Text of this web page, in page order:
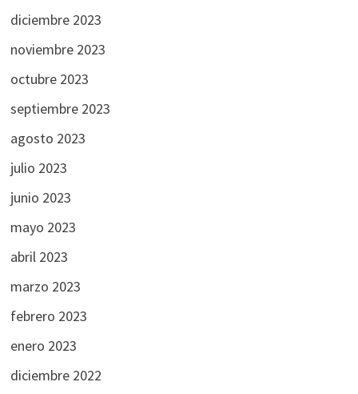
diciembre 2023
noviembre 2023
octubre 2023
septiembre 2023
agosto 2023
julio 2023
junio 2023
mayo 2023
abril 2023
marzo 2023
febrero 2023
enero 2023
diciembre 2022